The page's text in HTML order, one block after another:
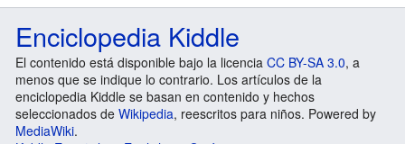
Enciclopedia Kiddle
El contenido está disponible bajo la licencia CC BY-SA 3.0, a
menos que se indique lo contrario. Los artículos de la
enciclopedia Kiddle se basan en contenido y hechos
seleccionados de Wikipedia, reescritos para niños. Powered by
MediaWiki.